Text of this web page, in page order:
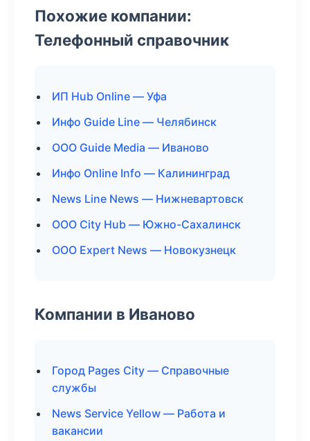
Похожие компании:
Телефонный справочник
ИП Hub Online — Уфа
Инфо Guide Line — Челябинск
ООО Guide Media — Иваново
Инфо Online Info — Калининград
News Line News — Нижневартовск
ООО City Hub — Южно-Сахалинск
ООО Expert News — Новокузнецк
Компании в Иваново
Город Pages City — Справочные
службы
News Service Yellow — Работа и
вакансии